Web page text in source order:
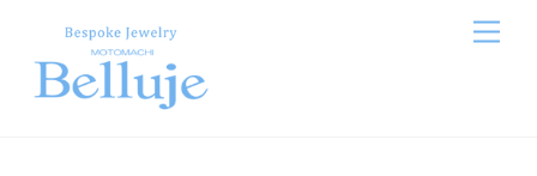
content